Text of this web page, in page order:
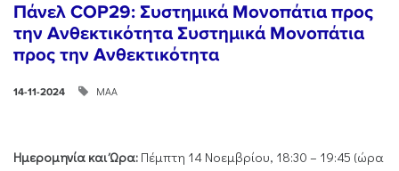
Πάνελ COP29: Συστημικά Μονοπάτια προς
την Ανθεκτικότητα Συστημικά Μονοπάτια
προς την Ανθεκτικότητα
14-11-2024 ΜΑΑ
Ημερομηνία και Ώρα: Πέμπτη 14 Νοεμβρίου, 18:30 – 19:45 (ώρα